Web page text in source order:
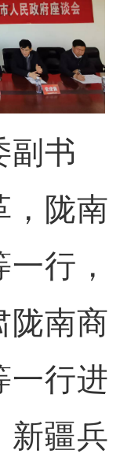
书
，陇南
行，
陇南商
一行进
新疆兵